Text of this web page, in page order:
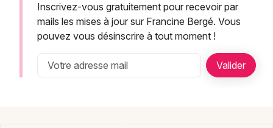
Manifestations
Foires & salons
Spectacles
Mulhouse
Nantes
Inscrivez-vous gratuitement pour recevoir par
mails les mises à jour sur Francine Bergé. Vous
pouvez vous désinscrire à tout moment !